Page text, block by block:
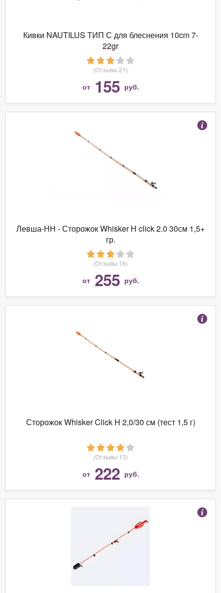
Кивки NAUTILUS ТИП С для блеснения 10cm 7-
22gr
(Отзывы 21)
от 155 руб.
Левша-НН - Сторожок Whisker Н click 2.0 30см 1,5+
гр.
(Отзывы 16)
от 255 руб.
Сторожок Whisker Click H 2,0/30 см (тест 1,5 г)
(Отзывы 13)
от 222 руб.